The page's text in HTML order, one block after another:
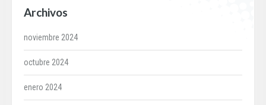
Archivos
noviembre 2024
octubre 2024
enero 2024